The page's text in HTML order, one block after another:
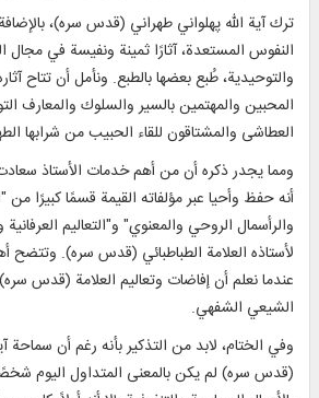
ترك آية الله پهلواني طهراني (قدس سره)،
النفوس المستعدة، آثارًا ثمينة ونفيسة في مجال
والتوحيدية، طُبع بعضها بالطبع. ونأمل أن تتاح
المحبين والمهتمين بالسير والسلوك والمعارف
العطاشى والمشتاقون للقاء الحبيب من شرابها
ومما يجدر ذكره أن من أهم خدمات الأستاذ
أنه حفظ وأحيا عبر مؤلفاته القيمة قسمًا كبيرًا من
والرأسمال الروحي والمعنوي" و"التعاليم العرفانية
لأستاذه العلامة الطباطبائي (قدس سره). وتتضح
عندما نعلم أن إفاضات وتعاليم العلامة (قدس
الشيعي الشفهي.
وفي الختام، لابد من التذكير بأنه رغم أن سماحة
(قدس سره) لم يكن بالمعنى المتداول اليوم